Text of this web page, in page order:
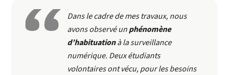
Dans le cadre de mes travaux, nous
avons observé unphénomène
d’habituationà la surveillance
numérique. Deux étudiants
volontaires ont vécu, pour les besoins